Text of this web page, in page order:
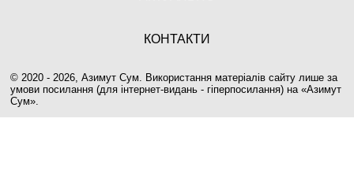
КОНТАКТИ
© 2020 - 2026, Азимут Сум. Використання матеріалів сайту лише за
умови посилання (для інтернет-видань - гіперпосилання) на «Азимут
Сум».